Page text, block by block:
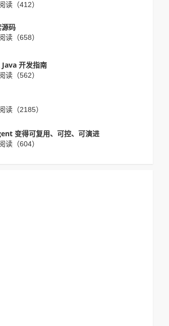
读（412）
码
读（658）
开发指南
读（562）
读（2185）
变得可复用、可控、可演进
读（604）